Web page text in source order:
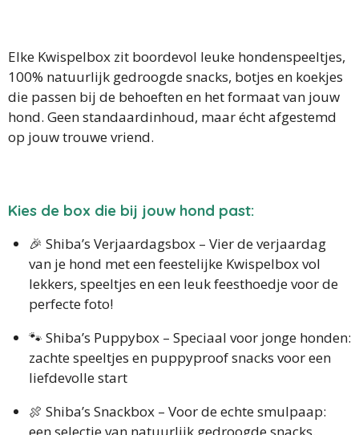
Elke Kwispelbox zit boordevol leuke hondenspeeltjes,
100% natuurlijk gedroogde snacks, botjes en koekjes
die passen bij de behoeften en het formaat van jouw
hond. Geen standaardinhoud, maar écht afgestemd
op jouw trouwe vriend.
Kies de box die bij jouw hond past:
🎉 Shiba’s Verjaardagsbox – Vier de verjaardag
van je hond met een feestelijke Kwispelbox vol
lekkers, speeltjes en een leuk feesthoedje voor de
perfecte foto!
🐾 Shiba’s Puppybox – Speciaal voor jonge honden:
zachte speeltjes en puppyproof snacks voor een
liefdevolle start
🍖 Shiba’s Snackbox – Voor de echte smulpaap:
een selectie van natuurlijk gedroogde snacks,